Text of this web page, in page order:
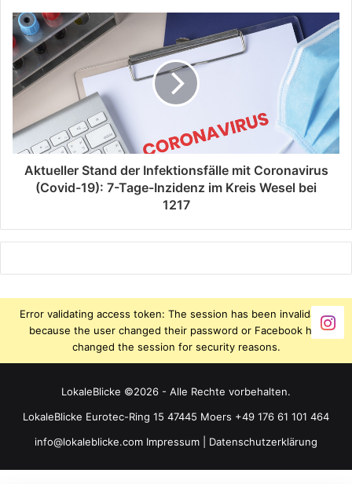
Aktueller Stand der Infektionsfälle mit Coronavirus
(Covid-19): 7-Tage-Inzidenz im Kreis Wesel bei
1217
Error validating access token: The session has been invalidated
because the user changed their password or Facebook has
changed the session for security reasons.
LokaleBlicke ©2026 - Alle Rechte vorbehalten.
LokaleBlicke Eurotec-Ring 15 47445 Moers +49 176 61 101 464
info@lokaleblicke.com Impressum Datenschutzerklärung